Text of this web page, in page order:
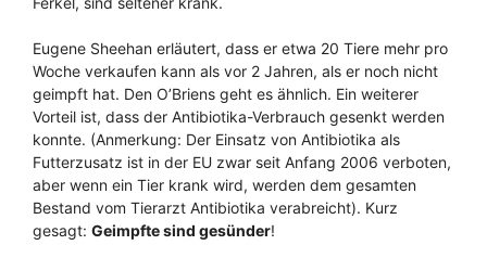
Eugene Sheehan erläutert, dass er etwa 20 Tiere mehr pro
Woche verkaufen kann als vor 2 Jahren, als er noch nicht
geimpft hat. Den O’Briens geht es ähnlich. Ein weiterer
Vorteil ist, dass der Antibiotika-Verbrauch gesenkt werden
konnte. (Anmerkung: Der Einsatz von Antibiotika als
Futterzusatz ist in der EU zwar seit Anfang 2006 verboten,
aber wenn ein Tier krank wird, werden dem gesamten
Bestand vom Tierarzt Antibiotika verabreicht). Kurz
gesagt: Geimpfte sind gesünder!